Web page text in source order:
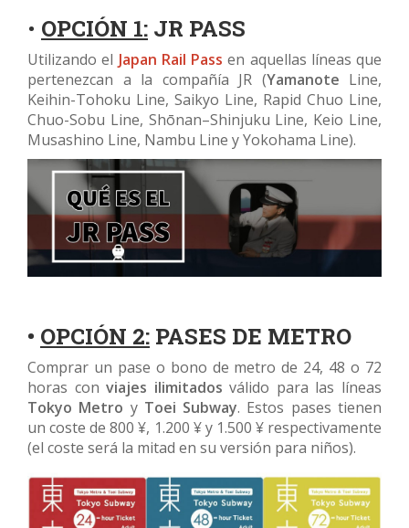
• OPCIÓN 1: JR PASS
Utilizando el Japan Rail Pass en aquellas líneas que
pertenezcan a la compañía JR (Yamanote Line,
Keihin-Tohoku Line, Saikyo Line, Rapid Chuo Line,
Chuo-Sobu Line, Shōnan–Shinjuku Line, Keio Line,
Musashino Line, Nambu Line y Yokohama Line).
• OPCIÓN 2: PASES DE METRO
Comprar un pase o bono de metro de 24, 48 o 72
horas conviajes ilimitados válido para las líneas
Tokyo Metro y Toei Subway. Estos pases tienen
un coste de 800 ¥, 1.200 ¥ y 1.500 ¥ respectivamente
(el coste será la mitad en su versión para niños).